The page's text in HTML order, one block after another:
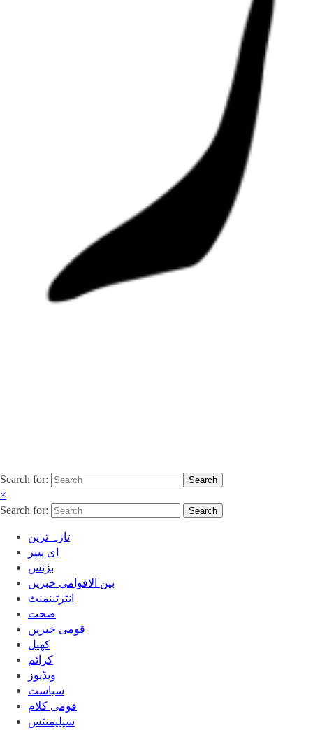
Search for: Search
×
Search for:
Search
تازہ ترین
ای پیپر
بزنس
بین الاقوامی خبریں
انٹرٹینمنٹ
صحت
قومی خبریں
کھیل
‎کرائم
ویڈیوز
سیاست
قومی کلام
سپلیمنٹس